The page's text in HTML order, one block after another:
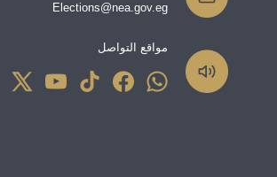
Elections@nea.gov.eg
مواقع التواصل